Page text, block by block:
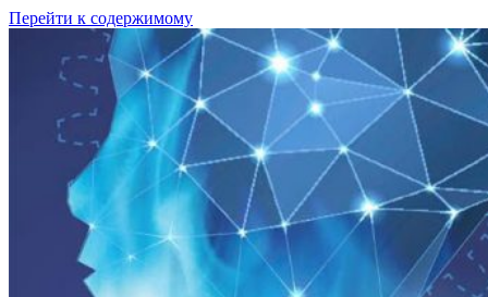
Перейти к содержимому